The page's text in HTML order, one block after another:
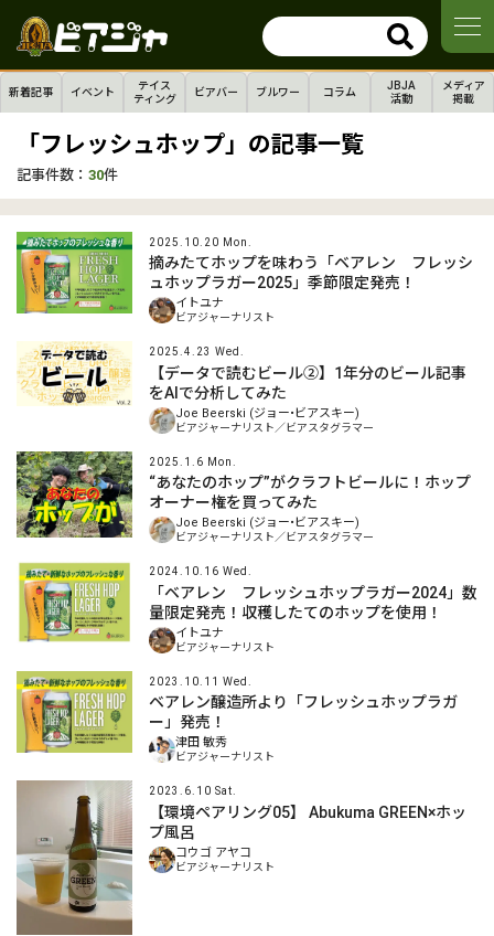
新着記事 イベント
テイス
ティング
ビアバー ブルワー コラム
JBJA
活動
メディア
掲載
「フレッシュホップ」の記事一覧
記事件数： 30件
2025.10.20 Mon.
摘みたてホップを味わう「ベアレン フレッシ
ュホップラガー2025」季節限定発売！
イトユナ
ビアジャーナリスト
2025.4.23 Wed.
【データで読むビール②】1年分のビール記事
をAIで分析してみた
Joe Beerski (ジョー•ビアスキー)
ビアジャーナリスト／ビアスタグラマー
2025.1.6 Mon.
“あなたのホップ”がクラフトビールに！ホップ
オーナー権を買ってみた
Joe Beerski (ジョー•ビアスキー)
ビアジャーナリスト／ビアスタグラマー
2024.10.16 Wed.
「ベアレン フレッシュホップラガー2024」数
量限定発売！収穫したてのホップを使用！
イトユナ
ビアジャーナリスト
2023.10.11 Wed.
ベアレン醸造所より「フレッシュホップラガ
ー」発売！
津田 敏秀
ビアジャーナリスト
2023.6.10 Sat.
【環境ペアリング05】 Abukuma GREEN×ホッ
プ風呂
コウゴ アヤコ
ビアジャーナリスト